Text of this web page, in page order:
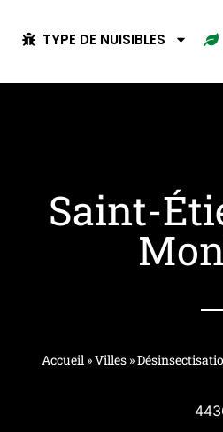
TYPE DE NUISIBLES
Saint-
Accueil»Villes»